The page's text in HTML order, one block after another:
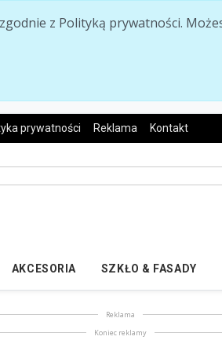
z Polityką prywatności.
prywatności Reklama Kontakt
AKCESORIA SZKŁO & FASADY
Reklama
Koniec reklamy